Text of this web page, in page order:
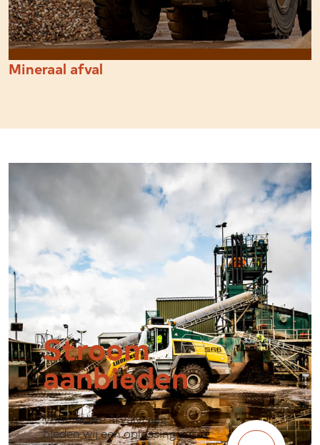
Mineraal afval
Stroom
aanbieden
Voor iedere afvalvraag
bieden wij een oplossing.